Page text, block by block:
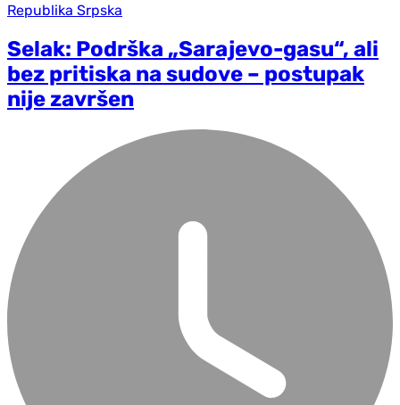
Republika Srpska
Selak: Podrška „Sarajevo-gasu“, ali
bez pritiska na sudove – postupak
nije završen